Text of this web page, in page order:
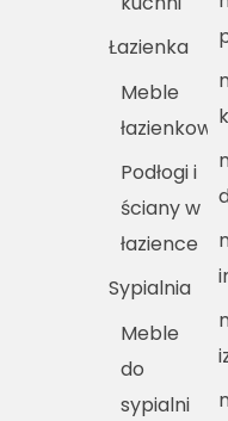
Łazienka
Meble
łazienkowe
Podłogi i
ściany w
łazience
Sypialnia
Meble
do
sypialni